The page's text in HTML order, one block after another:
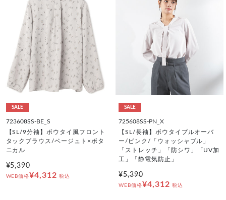
SALE
723608SS-BE_S
【SL/9分袖】ボウタイ風フロント
タックブラウス/ベージュト×ボタ
ニカル
¥5,390
WEB価格¥4,312 税込
SALE
725608SS-PN_X
【SL/長袖】ボウタイプルオーバ
ー/ピンク/「ウォッシャブル」
「ストレッチ」「防シワ」「UV加
工」「静電気防止」
¥5,390
WEB価格¥4,312 税込